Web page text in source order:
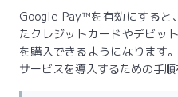
Google Pay™を有効にすると
たクレジットカードやデビッ
を購入できるようになります
サービスを導入するための手順